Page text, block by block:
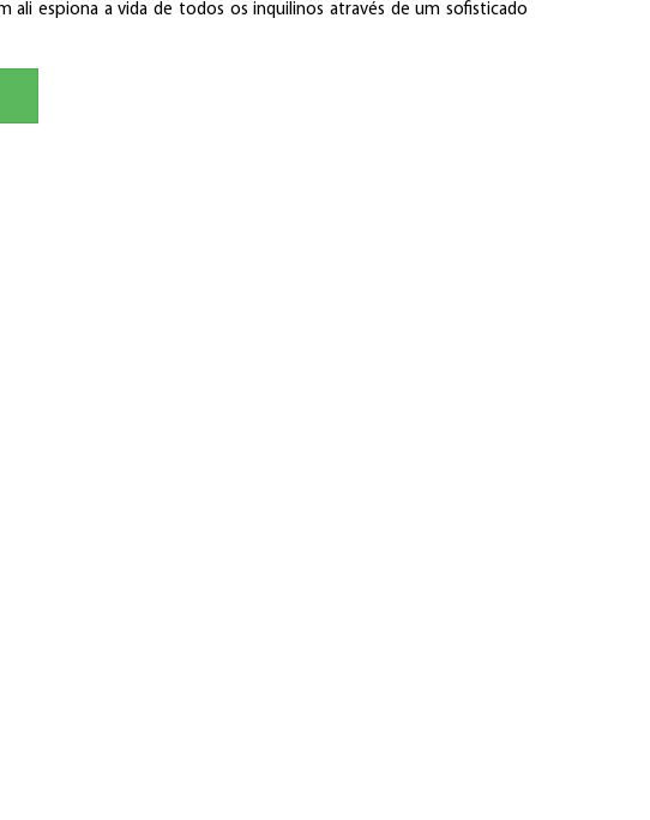
ali espiona a vida de todos os inquilinos através de um sofisticado